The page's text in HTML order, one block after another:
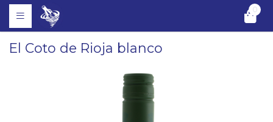
0
El Coto de Rioja blanco